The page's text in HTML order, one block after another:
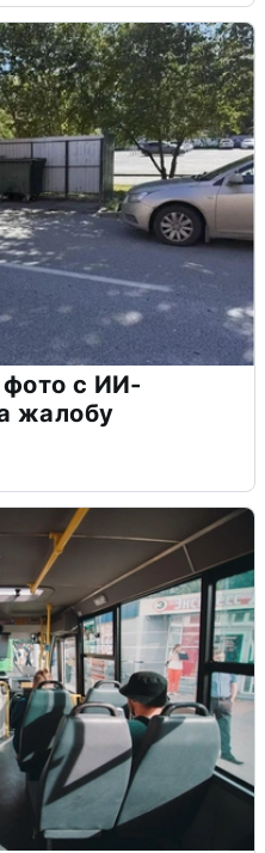
с ИИ-
жалобу